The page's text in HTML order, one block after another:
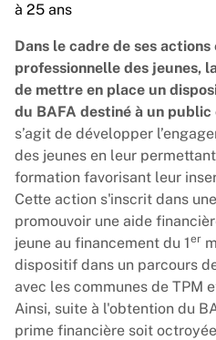
à 25 ans
Dans le cadre de ses
professionnelle des jeunes,
de mettre en place un
du BAFA destiné à un public
s’agit de développer
des jeunes en leur
formation favorisant leur
Cette action s'inscrit dans
promouvoir une aide
jeune au financement du 1er
dispositif dans un parcours
avec les communes de TPM
Ainsi, suite à l'obtention du
prime financière soit